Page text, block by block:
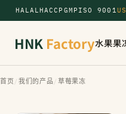
HALALHACCP GMP ISO 9001
HNK Factory水果果
首页 / 我们的产品 / 草莓果冻